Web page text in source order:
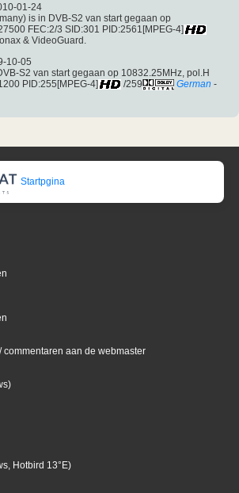
01-24
is in DVB-S2 van start gegaan op
FEC:2/3 SID:301 PID:2561[MPEG-4]
& VideoGuard.
10-05
S2 van start gegaan op 10832.25MHz, pol.H
PID:255[MPEG-4]
/259 German -
Startpgina
commentaren aan de webmaster
Hotbird 13°E)